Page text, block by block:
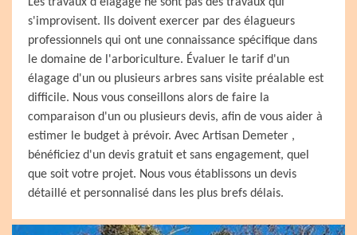
s'improvisent. Ils doivent exercer par des élagueurs
professionnels qui ont une connaissance spécifique dans
le domaine de l'arboriculture. Évaluer le tarif d'un
élagage d'un ou plusieurs arbres sans visite préalable est
difficile. Nous vous conseillons alors de faire la
comparaison d'un ou plusieurs devis, afin de vous aider à
estimer le budget à prévoir. Avec Artisan Demeter ,
bénéficiez d'un devis gratuit et sans engagement, quel
que soit votre projet. Nous vous établissons un devis
détaillé et personnalisé dans les plus brefs délais.